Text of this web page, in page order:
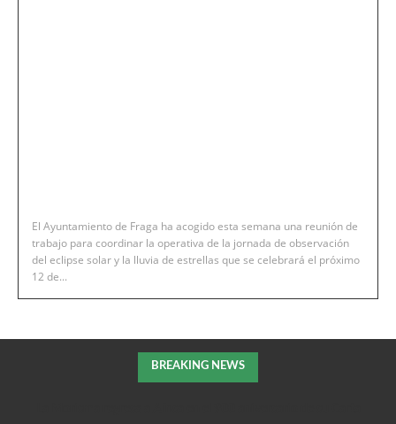
El Ayuntamiento de Fraga ha acogido esta semana una reunión de
trabajo para coordinar la operativa de la jornada de observación
del eclipse solar y la lluvia de estrellas que se celebrará el próximo
12 de...
BREAKING NEWS